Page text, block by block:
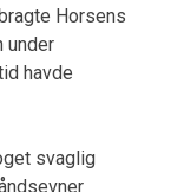
Horsens
under
havde
svaglig